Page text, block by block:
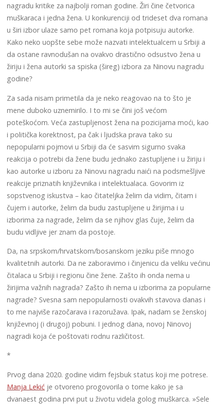
nagradu kritike za najbolji roman godine. Žiri čine četvorica
muškaraca i jedna žena. U konkurenciji od trideset dva romana
u širi izbor ulaze samo pet romana koja potpisuju autorke.
Kako neko uopšte sebe može nazvati intelektualcem u Srbiji a
da ostane ravnodušan na ovakvo drastično odsustvo žena u
žiriju i žena autorki sa spiska (šireg) izbora za Ninovu nagradu
godine?
Za sada nisam primetila da je neko reagovao na to što je
mene duboko uznemirilo. I to mi se čini još većom
poteškoćom. Veća zastupljenost žena na pozicijama moći, kao
i politička korektnost, pa čak i ljudska prava tako su
nepopularni pojmovi u Srbiji da će sasvim sigurno svaka
reakcija o potrebi da žene budu jednako zastupljene i u žiriju i
kao autorke u izboru za Ninovu nagradu naići na podsmešljive
reakcije priznatih književnika i intelektualaca. Govorim iz
sopstvenog iskustva – kao čitateljka želim da vidim, čitam i
čujem i autorke, želim da budu zastupljene u žirijima i u
izborima za nagrade, želim da se njihov glas čuje, želim da
budu vidljive jer znam da postoje.
Da, na srpskom/hrvatskom/bosanskom jeziku piše mnogo
kvalitetnih autorki. Da ne zaboravimo i činjenicu da veliku većinu
čitalaca u Srbiji i regionu čine žene. Zašto ih onda nema u
žirijima važnih nagrada? Zašto ih nema u izborima za popularne
nagrade? Svesna sam nepopularnosti ovakvih stavova danas i
to me najviše razočarava i razoružava. Ipak, nadam se ženskoj
književnoj (i drugoj) pobuni. I jednog dana, novoj Ninovoj
nagradi koja će poštovati rodnu različitost.
*
Prvog dana 2020. godine vidim fejsbuk status koji me potrese.
Manja Lekić je otvoreno progovorila o tome kako je sa
dvanaest godina prvi put u životu videla golog muškarca. »Sele